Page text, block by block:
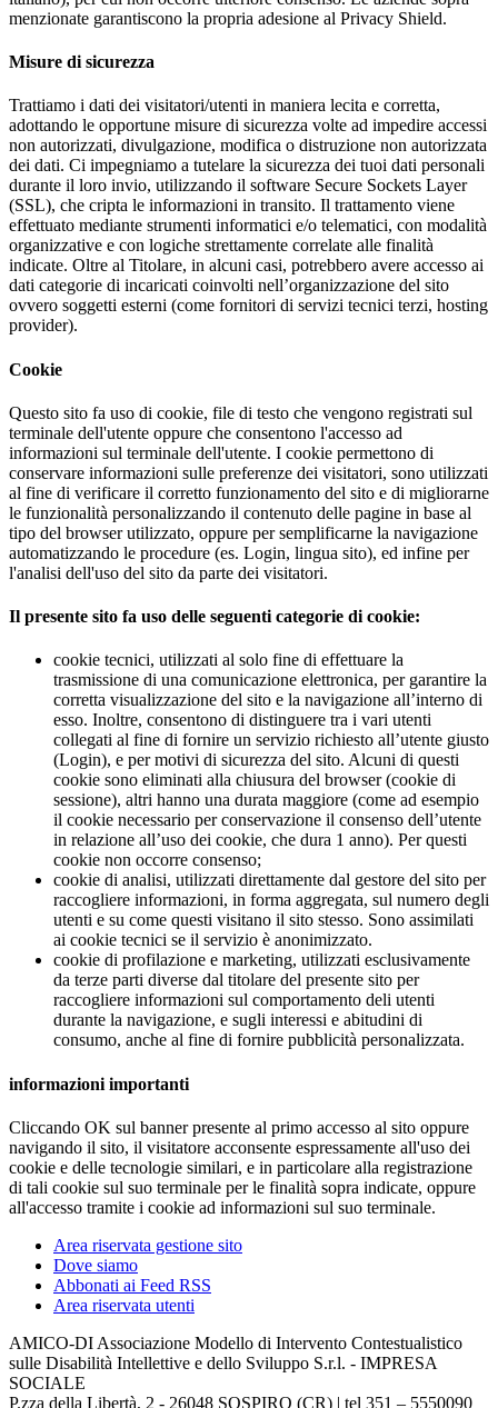
menzionate garantiscono la propria adesione al Privacy Shield.
Misure di sicurezza
Trattiamo i dati dei visitatori/utenti in maniera lecita e corretta,
adottando le opportune misure di sicurezza volte ad impedire accessi
non autorizzati, divulgazione, modifica o distruzione non autorizzata
dei dati. Ci impegniamo a tutelare la sicurezza dei tuoi dati personali
durante il loro invio, utilizzando il software Secure Sockets Layer
(SSL), che cripta le informazioni in transito. Il trattamento viene
effettuato mediante strumenti informatici e/o telematici, con modalità
organizzative e con logiche strettamente correlate alle finalità
indicate. Oltre al Titolare, in alcuni casi, potrebbero avere accesso ai
dati categorie di incaricati coinvolti nell’organizzazione del sito
ovvero soggetti esterni (come fornitori di servizi tecnici terzi, hosting
provider).
Cookie
Questo sito fa uso di cookie, file di testo che vengono registrati sul
terminale dell'utente oppure che consentono l'accesso ad
informazioni sul terminale dell'utente. I cookie permettono di
conservare informazioni sulle preferenze dei visitatori, sono utilizzati
al fine di verificare il corretto funzionamento del sito e di migliorarne
le funzionalità personalizzando il contenuto delle pagine in base al
tipo del browser utilizzato, oppure per semplificarne la navigazione
automatizzando le procedure (es. Login, lingua sito), ed infine per
l'analisi dell'uso del sito da parte dei visitatori.
Il presente sito fa uso delle seguenti categorie di cookie:
cookie tecnici, utilizzati al solo fine di effettuare la
trasmissione di una comunicazione elettronica, per garantire la
corretta visualizzazione del sito e la navigazione all’interno di
esso. Inoltre, consentono di distinguere tra i vari utenti
collegati al fine di fornire un servizio richiesto all’utente giusto
(Login), e per motivi di sicurezza del sito. Alcuni di questi
cookie sono eliminati alla chiusura del browser (cookie di
sessione), altri hanno una durata maggiore (come ad esempio
il cookie necessario per conservazione il consenso dell’utente
in relazione all’uso dei cookie, che dura 1 anno). Per questi
cookie non occorre consenso;
cookie di analisi, utilizzati direttamente dal gestore del sito per
raccogliere informazioni, in forma aggregata, sul numero degli
utenti e su come questi visitano il sito stesso. Sono assimilati
ai cookie tecnici se il servizio è anonimizzato.
cookie di profilazione e marketing, utilizzati esclusivamente
da terze parti diverse dal titolare del presente sito per
raccogliere informazioni sul comportamento deli utenti
durante la navigazione, e sugli interessi e abitudini di
consumo, anche al fine di fornire pubblicità personalizzata.
informazioni importanti
Cliccando OK sul banner presente al primo accesso al sito oppure
navigando il sito, il visitatore acconsente espressamente all'uso dei
cookie e delle tecnologie similari, e in particolare alla registrazione
di tali cookie sul suo terminale per le finalità sopra indicate, oppure
all'accesso tramite i cookie ad informazioni sul suo terminale.
Area riservata gestione sito
Dove siamo
Abbonati ai Feed RSS
Area riservata utenti
AMICO-DI Associazione Modello di Intervento Contestualistico
sulle Disabilità Intellettive e dello Sviluppo S.r.l. - IMPRESA
SOCIALE
P.zza della Libertà, 2 - 26048 SOSPIRO (CR) | tel 351 – 5550090